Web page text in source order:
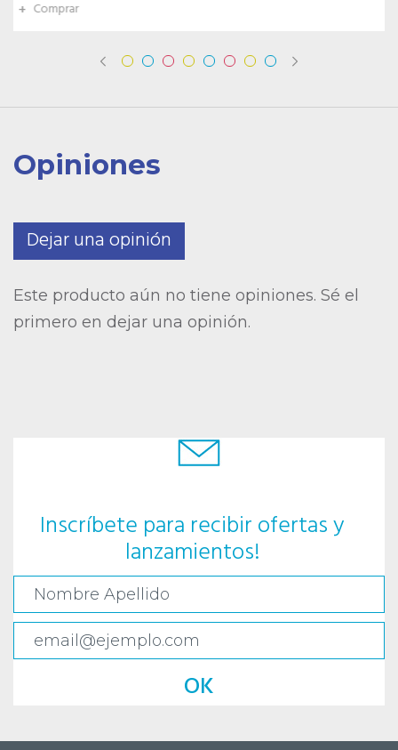
Opiniones
Dejar una opinión
Este producto aún no tiene opiniones. Sé el
primero en dejar una opinión.
Inscríbete para recibir ofertas y
lanzamientos!
OK